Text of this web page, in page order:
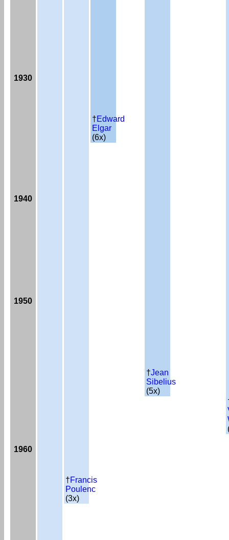
1930
†Edward
Elgar
(6x)
1940
1950
†Jean
Sibelius
(5x)
1960
†Francis
Poulenc
(3x)